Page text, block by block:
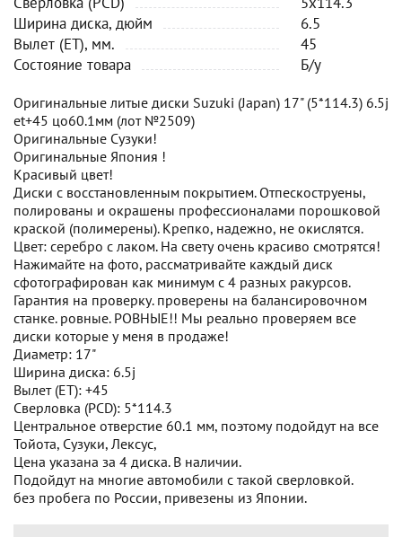
Ширина диска, дюйм
6.5
Вылет (ET), мм.
45
Состояние товара
Б/у
Оригинальные литые диски Suzuki (Japan) 17" (5*114.3) 6.5j
et+45 цо60.1мм (лот №2509)
Оригинальные Сузуки!
Оригинальные Япония !
Красивый цвет!
Диски с восстановленным покрытием. Отпескоструены,
полированы и окрашены профессионалами порошковой
краской (полимерены). Крепко, надежно, не окислятся.
Цвет: серебро с лаком. На свету очень красиво смотрятся!
Нажимайте на фото, рассматривайте каждый диск
сфотографирован как минимум с 4 разных ракурсов.
Гарантия на проверку. проверены на балансировочном
станке. ровные. РОВНЫЕ!! Мы реально проверяем все
диски которые у меня в продаже!
Диаметр: 17"
Ширина диска: 6.5j
Вылет (ET): +45
Сверловка (PCD): 5*114.3
Центральное отверстие 60.1 мм, поэтому подойдут на все
Тойота, Сузуки, Лексус,
Цена указана за 4 диска. В наличии.
Подойдут на многие автомобили с такой сверловкой.
без пробега по России, привезены из Японии.